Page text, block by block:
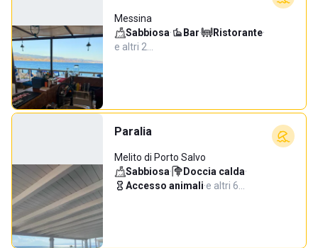
Messina
Sabbiosa· Bar· Ristorante·
e altri 2…
Paralia
Melito di Porto Salvo
Sabbiosa· Doccia calda·
Accesso animali·e altri 6…